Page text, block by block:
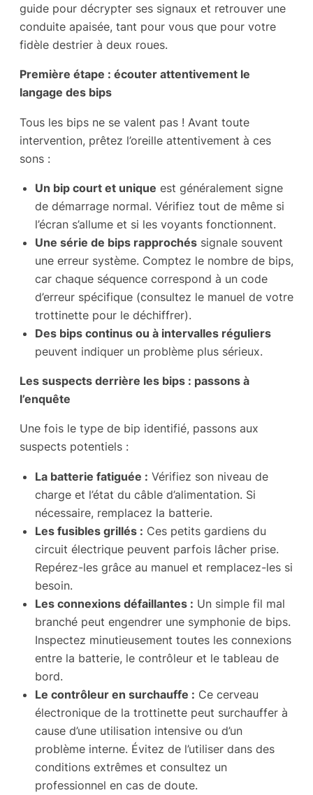
guide pour décrypter ses signaux et retrouver une
conduite apaisée, tant pour vous que pour votre
fidèle destrier à deux roues.
Première étape : écouter attentivement le
langage des bips
Tous les bips ne se valent pas ! Avant toute
intervention, prêtez l’oreille attentivement à ces
sons :
Un bip court et unique est généralement signe
de démarrage normal. Vérifiez tout de même si
l’écran s’allume et si les voyants fonctionnent.
Une série de bips rapprochés signale souvent
une erreur système. Comptez le nombre de bips,
car chaque séquence correspond à un code
d’erreur spécifique (consultez le manuel de votre
trottinette pour le déchiffrer).
Des bips continus ou à intervalles réguliers
peuvent indiquer un problème plus sérieux.
Les suspects derrière les bips : passons à
l’enquête
Une fois le type de bip identifié, passons aux
suspects potentiels :
La batterie fatiguée : Vérifiez son niveau de
charge et l’état du câble d’alimentation. Si
nécessaire, remplacez la batterie.
Les fusibles grillés : Ces petits gardiens du
circuit électrique peuvent parfois lâcher prise.
Repérez-les grâce au manuel et remplacez-les si
besoin.
Les connexions défaillantes : Un simple fil mal
branché peut engendrer une symphonie de bips.
Inspectez minutieusement toutes les connexions
entre la batterie, le contrôleur et le tableau de
bord.
Le contrôleur en surchauffe : Ce cerveau
électronique de la trottinette peut surchauffer à
cause d’une utilisation intensive ou d’un
problème interne. Évitez de l’utiliser dans des
conditions extrêmes et consultez un
professionnel en cas de doute.